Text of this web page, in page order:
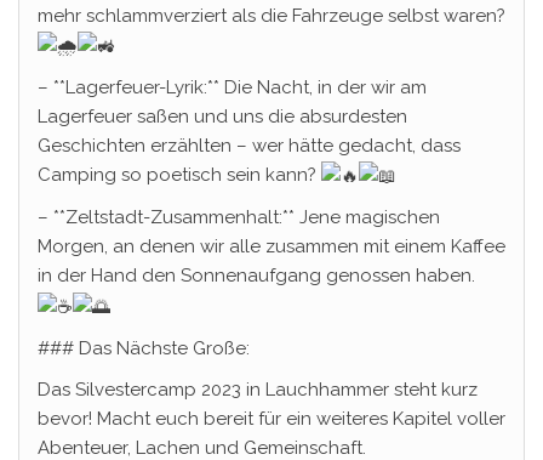
mehr schlammverziert als die Fahrzeuge selbst waren?
– **Lagerfeuer-Lyrik:** Die Nacht, in der wir am
Lagerfeuer saßen und uns die absurdesten
Geschichten erzählten – wer hätte gedacht, dass
Camping so poetisch sein kann?
– **Zeltstadt-Zusammenhalt:** Jene magischen
Morgen, an denen wir alle zusammen mit einem Kaffee
in der Hand den Sonnenaufgang genossen haben.
### Das Nächste Große:
Das Silvestercamp 2023 in Lauchhammer steht kurz
bevor! Macht euch bereit für ein weiteres Kapitel voller
Abenteuer, Lachen und Gemeinschaft.